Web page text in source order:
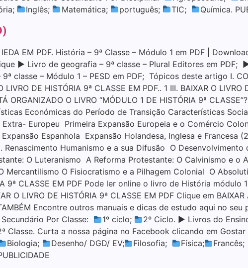
Inglês; Matemática; português; TIC; Química.
IEDA EM PDF. História – 9ª Classe – Módulo 1 em PDF |
▶ Livro de geografia – 9ª classe – Plural Editores em PDF;
classe – Módulo 1 – PESD em PDF; Tópicos deste artigo I.
LIVRO DE HISTÓRIA 9ª CLASSE EM PDF.. 1 III. BAIXAR O LIVRO
ORGANIZADO O LIVRO “MÓDULO 1 DE HISTÓRIA 9ª
Económicas do Período de Transição Características
Europeu Primeira Expansão Europeia e o Comércio
Espanhola Expansão Holandesa, Inglesa e Francesa
Renascimento Humanismo e a sua Difusão O
O Luteranismo A Reforma Protestante: O Calvinismo e o
Mercantilismo O Fisiocratismo e a Pilhagem Colonial O
9ª CLASSE EM PDF Pode ler online o livro de História módulo
O LIVRO DE HISTÓRIA 9ª CLASSE EM PDF Clique em
Encontre outros manuais e dicas de estudo aqui no
Por Classe:
1º ciclo;
2º Ciclo. ▶ Livros do
Classe. Curta a nossa página no Facebook clicando em
Biologia; Desenho/ DGD/ EV; Filosofia; Física; Francês;